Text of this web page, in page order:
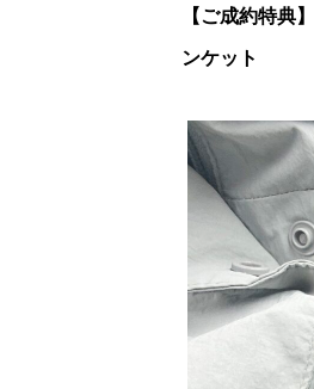
【ご成約特典】
ンケット